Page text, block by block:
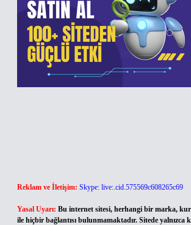
Reklam ve İletişim: Skype: live:.cid.575569c608265c69
Yasal Uyarı: Bu internet sitesi, herhangi bir marka,
ile hiçbir bağlantısı bulunmamaktadır. Sitede yalnızca